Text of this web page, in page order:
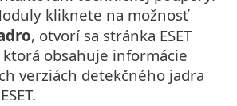
kliknete na možnosť
, otvorí sa stránka ESET
ktorá obsahuje informácie
verziách detekčného jadra